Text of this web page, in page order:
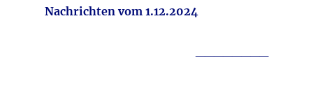
Nachrichten vom 1.12.2024